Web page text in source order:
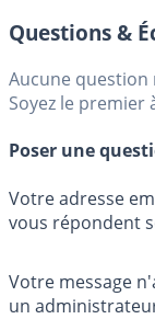
Questions &
Aucune question
Soyez le premier
Poser une
Votre adresse
vous répondent
Votre message
un